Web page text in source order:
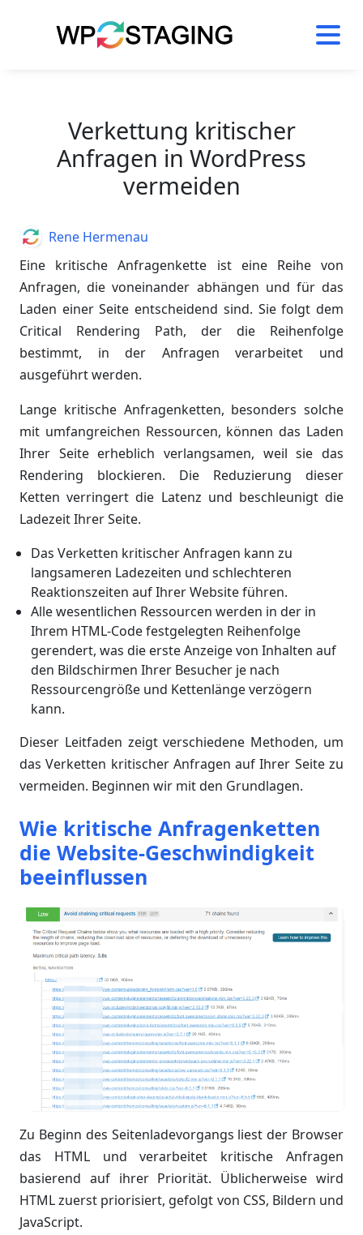
Verkettung kritischer
Anfragen in WordPress
vermeiden
Eine kritische Anfragenkette ist eine Reihe von
Anfragen, die voneinander abhängen und für das
Laden einer Seite entscheidend sind. Sie folgt dem
Critical Rendering Path, der die Reihenfolge
bestimmt, in der Anfragen verarbeitet und
ausgeführt werden.
Lange kritische Anfragenketten, besonders solche
mit umfangreichen Ressourcen, können das Laden
Ihrer Seite erheblich verlangsamen, weil sie das
Rendering blockieren. Die Reduzierung dieser
Ketten verringert die Latenz und beschleunigt die
Ladezeit Ihrer Seite.
Das Verketten kritischer Anfragen kann zu
langsameren Ladezeiten und schlechteren
Reaktionszeiten auf Ihrer Website führen.
Alle wesentlichen Ressourcen werden in der in
Ihrem HTML-Code festgelegten Reihenfolge
gerendert, was die erste Anzeige von Inhalten auf
den Bildschirmen Ihrer Besucher je nach
Ressourcengröße und Kettenlänge verzögern
kann.
Dieser Leitfaden zeigt verschiedene Methoden, um
das Verketten kritischer Anfragen auf Ihrer Seite zu
vermeiden. Beginnen wir mit den Grundlagen.
Wie kritische Anfragenketten
die Website-Geschwindigkeit
beeinflussen
Zu Beginn des Seitenladevorgangs liest der Browser
das HTML und verarbeitet kritische Anfragen
basierend auf ihrer Priorität. Üblicherweise wird
HTML zuerst priorisiert, gefolgt von CSS, Bildern und
JavaScript.
AuthorRene Hermenau